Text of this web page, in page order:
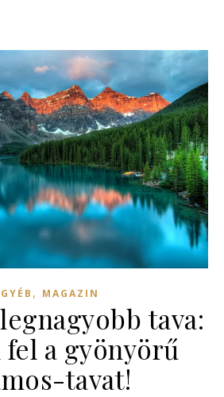
, MAGAZIN
tava:
fel a gyönyörű
tavat!